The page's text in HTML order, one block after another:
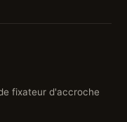
fixateur d'accroche